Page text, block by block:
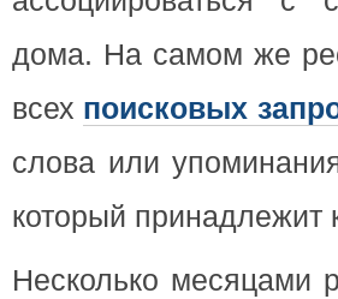
дома. На самом же
всех поисковых
слова или
который принадлежит
Несколько месяцами